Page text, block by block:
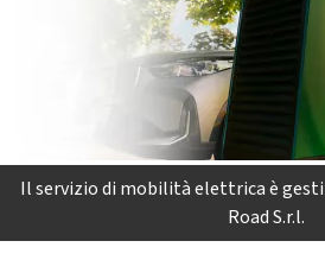
Il servizio di mobilità elettrica è
Road S.r.l.